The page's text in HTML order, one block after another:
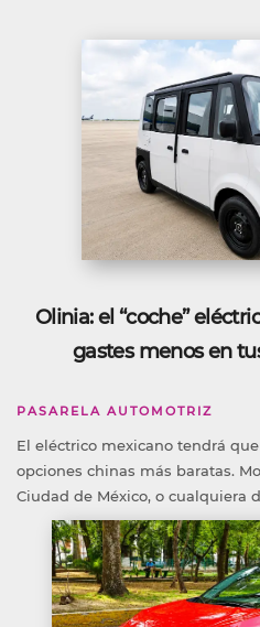
Olinia: el “coche”
gastes menos en
PASARELA AUTOMOTRIZ
El eléctrico mexicano tendrá
opciones chinas más baratas.
Ciudad de México, o cualquiera